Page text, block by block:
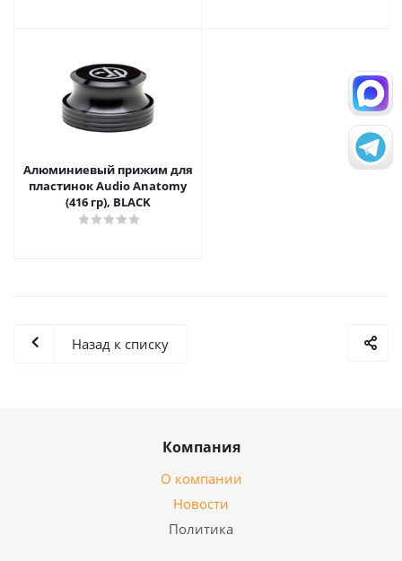
Алюминиевый прижим для
пластинок Audio Anatomy
(416 гр), BLACK
Назад к списку
Компания
О компании
Новости
Политика